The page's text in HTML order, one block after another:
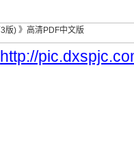
http://